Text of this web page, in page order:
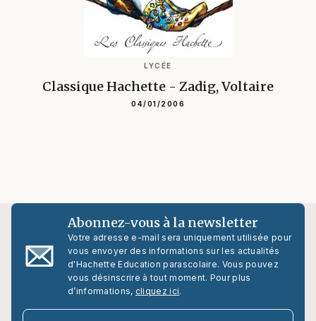
LYCÉE
Classique Hachette - Zadig, Voltaire
04/01/2006
Abonnez-vous à la newsletter
Votre adresse e-mail sera uniquement utilisée pour
vous envoyer des informations sur les actualités
d'Hachette Education parascolaire. Vous pouvez
vous désinscrire à tout moment. Pour plus
d’informations, cliquez ici.